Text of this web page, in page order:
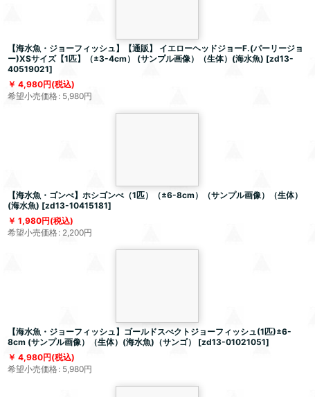
【海水魚・ジョーフィッシュ】【通販】 イエローヘッドジョーF.(パーリージョ
ー)XSサイズ【1匹】（±3-4cm） (サンプル画像）（生体）(海水魚) [zd13-
40519021]
4,980円(税込)
希望小売価格: 5,980円
【海水魚・ゴンべ】ホシゴンべ（1匹）（±6-8cm）（サンプル画像）（生体）
(海水魚) [zd13-10415181]
1,980円(税込)
希望小売価格: 2,200円
【海水魚・ジョーフィッシュ】ゴールドスぺクトジョーフィッシュ(1匹)±6-
8cm (サンプル画像）（生体）(海水魚)（サンゴ）
[zd13-01021051]
4,980円(税込)
希望小売価格: 5,980円